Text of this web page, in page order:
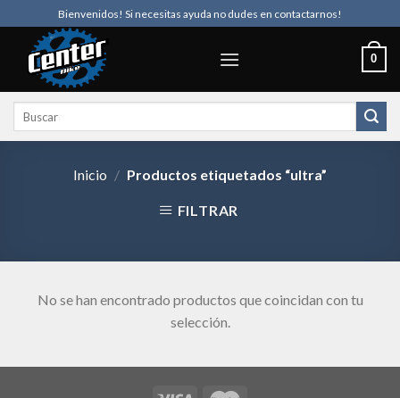
to
content
Bienvenidos! Si necesitas ayuda no dudes en contactarnos!
0
Inicio / Productos etiquetados “ultra”
FILTRAR
No se han encontrado productos que coincidan con tu
selección.